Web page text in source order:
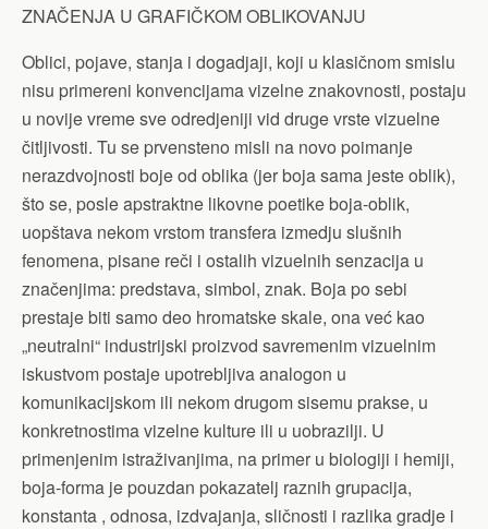
ZNAČENJA U GRAFIČKOM OBLIKOVANJU
Oblici, pojave, stanja i dogadjaji, koji u klasičnom smislu
nisu primereni konvencijama vizelne znakovnosti, postaju
u novije vreme sve odredjeniji vid druge vrste vizuelne
čitljivosti. Tu se prvensteno misli na novo poimanje
nerazdvojnosti boje od oblika (jer boja sama jeste oblik),
što se, posle apstraktne likovne poetike boja-oblik,
uopštava nekom vrstom transfera izmedju slušnih
fenomena, pisane reči i ostalih vizuelnih senzacija u
značenjima: predstava, simbol, znak. Boja po sebi
prestaje biti samo deo hromatske skale, ona već kao
„neutralni“ industrijski proizvod savremenim vizuelnim
iskustvom postaje upotrebljiva analogon u
komunikacijskom ili nekom drugom sisemu prakse, u
konkretnostima vizelne kulture ili u uobrazilji. U
primenjenim istraživanjima, na primer u biologiji i hemiji,
boja-forma je pouzdan pokazatelj raznih grupacija,
konstanta , odnosa, izdvajanja, sličnosti i razlika gradje i